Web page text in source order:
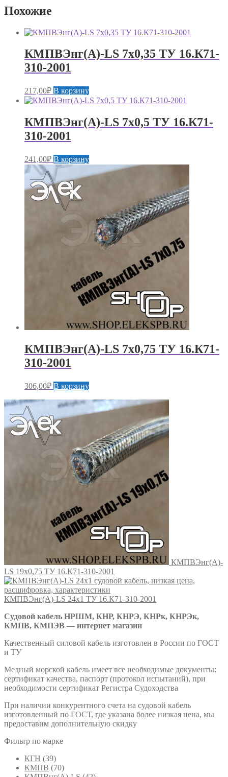
Похожие
КМПВЭнг(А)-LS 7х0,35 ТУ 16.К71-
310-2001
217,00₽ В корзину
КМПВЭнг(А)-LS 7х0,5 ТУ 16.К71-
310-2001
241,00₽ В корзину
КМПВЭнг(А)-LS 7х0,75 ТУ 16.К71-
310-2001
306,00₽ В корзину
КМПВЭнг(А)-
LS 19х0,75 ТУ 16.К71-310-2001
КМПВЭнг(А)-LS 24х1 ТУ 16.К71-310-2001
Судовой кабель НРШМ, КНР, КНРЭ, КНРк, КНРЭк,
КМПВ, КМПЭВ — интернет магазин
Качественный силовой кабель изготовлен в России по ГОСТ
и ТУ
Медный морской кабель имеет все необходимые документы:
сертификат качества, паспорт (протокол испытаний), при
необходимости сертификат Регистра Судоходства
При наличии конкурентного счета на судовой кабель
изготовленный по ГОСТ, где указана более низкая цена, мы
предоставим дополнительную скидку
Фильтр по марке
КГН (39)
КМПВ (70)